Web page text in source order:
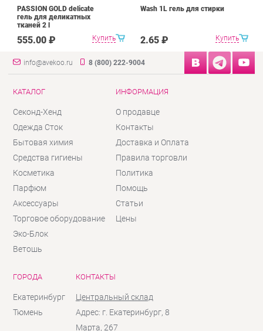
Купить
PASSION GOLD delicate
гель для деликатных
тканей 2 l
555.00 ₽ Купить
Wash 1L гель для стирки
2.65 ₽
info@avekoo.ru 8 (800) 222-9004
КАТАЛОГ
Секонд-Хенд
Одежда Сток
Бытовая химия
Средства гигиены
Косметика
Парфюм
Аксессуары
Торговое оборудование
Эко-Блок
Ветошь
ИНФОРМАЦИЯ
О продавце
Контакты
Доставка и Оплата
Правила торговли
Политика
Помощь
Статьи
Цены
ГОРОДА
Екатеринбург
Тюмень
КОНТАКТЫ
Центральный склад
Адрес: г. Екатеринбург, 8
Марта, 267